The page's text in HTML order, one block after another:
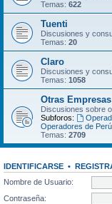
Temas: 622
Tuenti
Discusiones y
Temas: 20
Claro
Discusiones y
Temas: 1058
Otras Empresas
Discusiones sobre
Subforos:
Operadores de Perú
Temas: 2709
IDENTIFICARSE •
Nombre de Usuario:
Contraseña: